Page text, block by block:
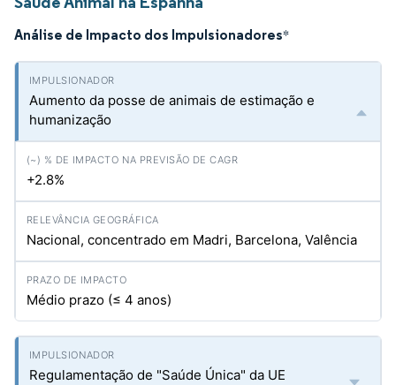
Análise de Impacto dos Impulsionadores*
Aumento da posse de animais de estimação e
humanização
+2.8%
Nacional, concentrado em Madri, Barcelona, Valência
Médio prazo (≤ 4 anos)
Regulamentação de "Saúde Única" da UE